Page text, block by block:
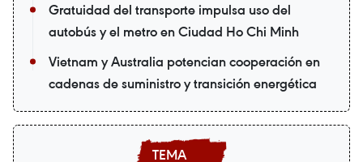
Gratuidad del transporte impulsa uso del
autobús y el metro en Ciudad Ho Chi Minh
Vietnam y Australia potencian cooperación en
cadenas de suministro y transición energética